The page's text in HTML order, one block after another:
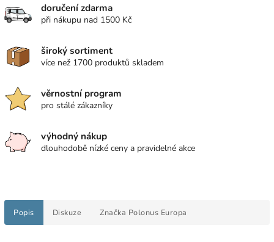
doručení zdarma
při nákupu nad 1500 Kč
široký sortiment
více než 1700 produktů skladem
věrnostní program
pro stálé zákazníky
výhodný nákup
dlouhodobě nízké ceny a pravidelné akce
Popis Diskuze Značka Polonus Europa